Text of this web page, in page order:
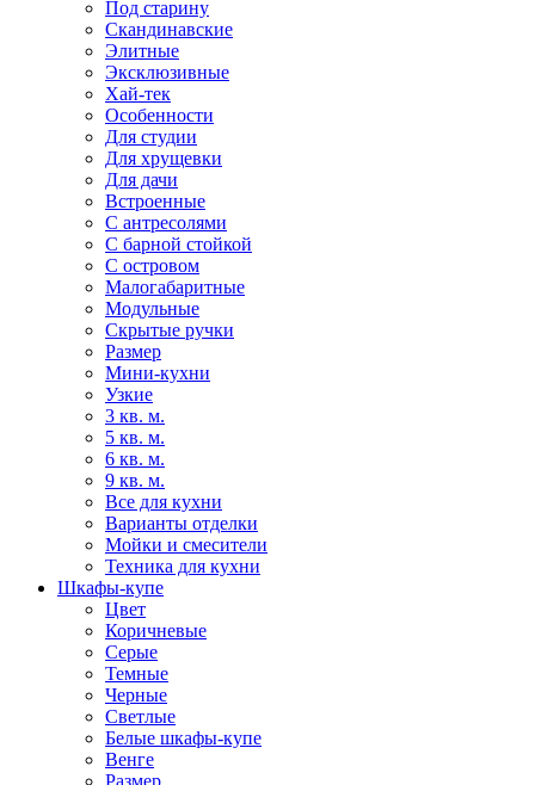
Под старину
Скандинавские
Элитные
Эксклюзивные
Хай-тек
Особенности
Для студии
Для хрущевки
Для дачи
Встроенные
С антресолями
С барной стойкой
С островом
Малогабаритные
Модульные
Скрытые ручки
Размер
Мини-кухни
Узкие
3 кв. м.
5 кв. м.
6 кв. м.
9 кв. м.
Все для кухни
Варианты отделки
Мойки и смесители
Техника для кухни
Шкафы-купе
Цвет
Коричневые
Серые
Темные
Черные
Светлые
Белые шкафы-купе
Венге
Размер